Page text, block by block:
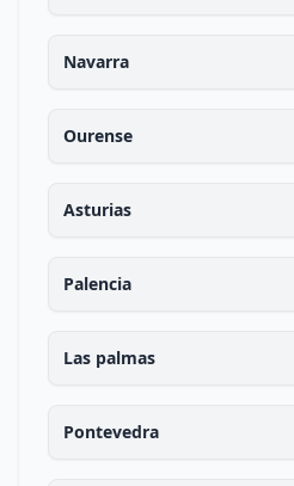
Navarra
Ourense
Asturias
Palencia
Las palmas
Pontevedra